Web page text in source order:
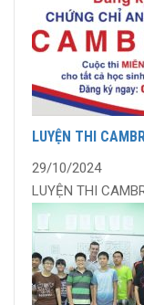
LUYỆN THI
29/10/2024
LUYỆN THI